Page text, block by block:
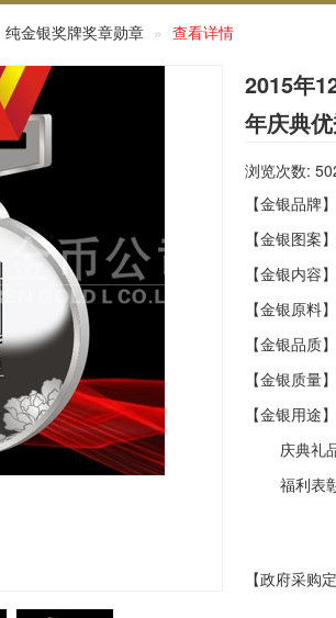
纯金银奖牌奖章勋章 查看详情
2015年
年庆典
浏览次数:
【金银品牌
【金银图案
【金银内容
【金银原料
【金银品质
【金银质量
【金银用途
庆典礼
福利表
【政府采购